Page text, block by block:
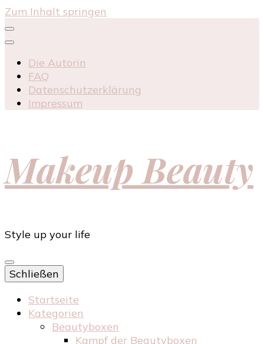
Zum Inhalt springen
Die Autorin
FAQ
Datenschutzerklärung
Impressum
Makeup Beauty
Style up your life
Schließen
Startseite
Kategorien
Beautyboxen
Kampf der Beautyboxen